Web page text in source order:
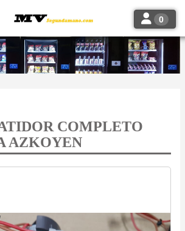
Toggle
0
COMPLETO
AZKOYEN